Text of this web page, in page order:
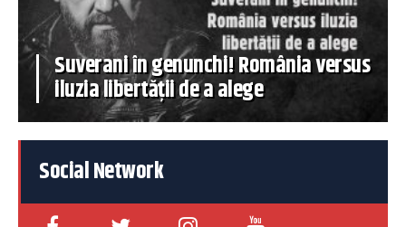
Suverani în genunchi! România versus
iluzia libertății de a alege
Social Network